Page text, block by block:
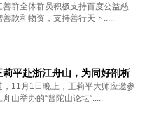
善群全体群员积极支持百度公益慈
款和物资，支持善行天下.....
莉平赴浙江舟山，为同好剖析
，11月1日晚上，王莉平大师应邀参
山举办的“普陀山论坛”.....